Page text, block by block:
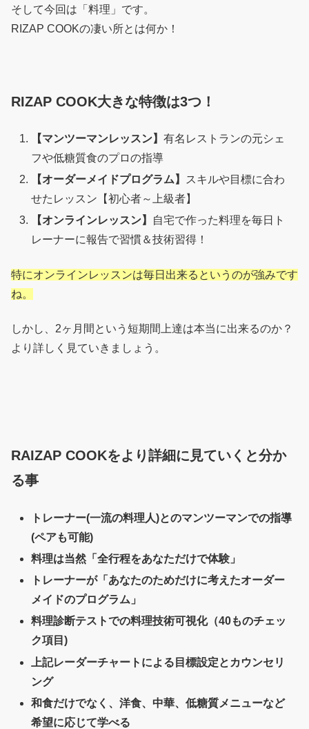
そして今回は「料理」です。
RIZAP COOKの凄い所とは何か！
RIZAP COOK大きな特徴は3つ！
【マンツーマンレッスン】有名レストランの元シェ
フや低糖質食のプロの指導
【オーダーメイドプログラム】
スキルや目標に合わ
せたレッスン【初心者～上級者】
【オンラインレッスン】
自宅で作った料理を毎日ト
レーナーに報告で習慣＆技術習得！
特にオンラインレッスンは毎日出来るというのが強みです
ね。
しかし、2ヶ月間という短期間上達は本当に出来るのか？
より詳しく見ていきましょう。
RAIZAP COOKをより詳細に見ていくと分か
る事
トレーナー(一流の料理人)とのマンツーマンでの指導
(ペアも可能)
料理は当然「全行程をあなただけで体験」
トレーナーが「あなたのためだけに考えたオーダー
メイドのプログラム」
料理診断テストでの料理技術可視化（40ものチェッ
ク項目)
上記レーダーチャートによる目標設定とカウンセリ
ング
和食だけでなく、洋食、中華、低糖質メニューなど
希望に応じて学べる